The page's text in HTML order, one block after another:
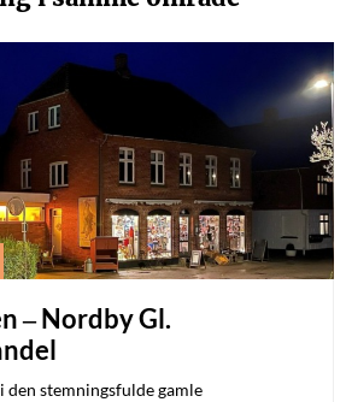
– Nordby Gl.
den stemningsfulde gamle